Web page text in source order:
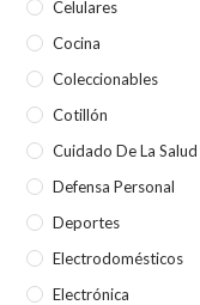
Celulares
Cocina
Coleccionables
Cotillón
Cuidado De La Salud
Defensa Personal
Deportes
Electrodomésticos
Electrónica